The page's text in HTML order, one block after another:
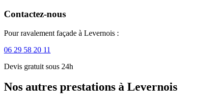
Contactez-nous
Pour ravalement façade à Levernois :
06 29 58 20 11
Devis gratuit sous 24h
Nos autres prestations à Levernois